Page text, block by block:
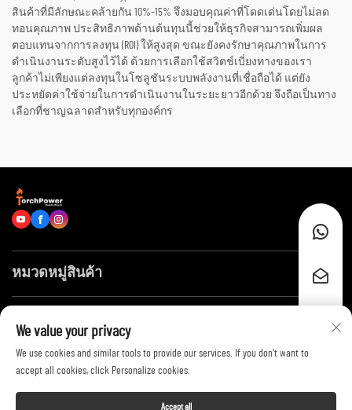
สินค้าที่มีลักษณะคล้ายกัน 10%–15% จึงมอบคุณค่าที่โดดเด่นโดยไม่ลด
ทอนคุณภาพ ประสิทธิภาพด้านต้นทุนนี้ช่วยให้ธุรกิจสามารถเพิ่มผล
ตอบแทนจากการลงทุน (ROI) ให้สูงสุด ขณะยังคงรักษาคุณภาพในการ
ดำเนินงานระดับสูงไว้ได้ ด้วยการเลือกใช้สวิตช์เบี่ยงทางของเรา
ลูกค้าไม่เพียงแต่ลงทุนในโซลูชันระบบพลังงานที่เชื่อถือได้ แต่ยัง
ประหยัดค่าใช้จ่ายในการดำเนินงานในระยะยาวอีกด้วย จึงถือเป็นทาง
เลือกที่ชาญฉลาดสำหรับทุกองค์กร
หมวดหมู่สินค้า
ติดต่อเรา
We value your privacy
We use cookies and similar tools to provide our services. If you don't want to
accept all cookies, click Personalize cookies.
Accept all